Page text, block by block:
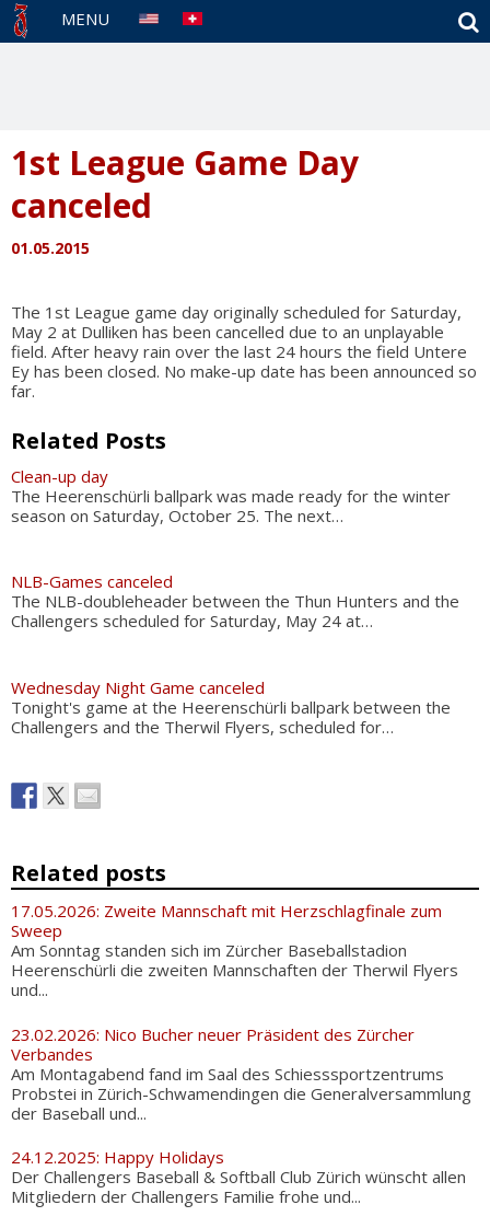
MENU
1st League Game Day
canceled
01.05.2015
The 1st League game day originally scheduled for Saturday,
May 2 at Dulliken has been cancelled due to an unplayable
field. After heavy rain over the last 24 hours the field Untere
Ey has been closed. No make-up date has been announced so
far.
Related Posts
Clean-up day
The Heerenschürli ballpark was made ready for the winter
season on Saturday, October 25. The next…
NLB-Games canceled
The NLB-doubleheader between the Thun Hunters and the
Challengers scheduled for Saturday, May 24 at…
Wednesday Night Game canceled
Tonight's game at the Heerenschürli ballpark between the
Challengers and the Therwil Flyers, scheduled for…
Related posts
17.05.2026: Zweite Mannschaft mit Herzschlagfinale zum
Sweep
Am Sonntag standen sich im Zürcher Baseballstadion
Heerenschürli die zweiten Mannschaften der Therwil Flyers
und...
23.02.2026: Nico Bucher neuer Präsident des Zürcher
Verbandes
Am Montagabend fand im Saal des Schiesssportzentrums
Probstei in Zürich-Schwamendingen die Generalversammlung
der Baseball und...
24.12.2025: Happy Holidays
Der Challengers Baseball & Softball Club Zürich wünscht allen
Mitgliedern der Challengers Familie frohe und...